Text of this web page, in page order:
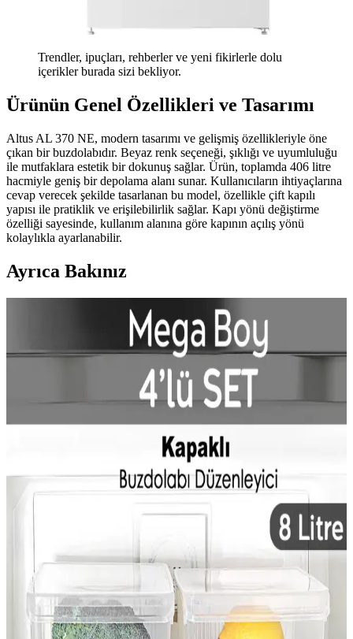
Trendler, ipuçları, rehberler ve yeni fikirlerle dolu
içerikler burada sizi bekliyor.
Ürünün Genel Özellikleri ve Tasarımı
Altus AL 370 NE, modern tasarımı ve gelişmiş özellikleriyle öne
çıkan bir buzdolabıdır. Beyaz renk seçeneği, şıklığı ve uyumluluğu
ile mutfaklara estetik bir dokunuş sağlar. Ürün, toplamda 406 litre
hacmiyle geniş bir depolama alanı sunar. Kullanıcıların ihtiyaçlarına
cevap verecek şekilde tasarlanan bu model, özellikle çift kapılı
yapısı ile pratiklik ve erişilebilirlik sağlar. Kapı yönü değiştirme
özelliği sayesinde, kullanım alanına göre kapının açılış yönü
kolaylıkla ayarlanabilir.
Ayrıca Bakınız
Buzdolabında Su Birikmesi Sorunu ve Etkili Çözüm
Yöntemleri Nelerdir?
Buzdolabında su birikmesi genellikle drenaj borusunun tıkanması ve
hava dolaşımının engellenmesinden kaynaklanır. Doğru bakım ve
sıcaklık ayarlarıyla bu sorun önlenebilir.
Buzdolabı Dolap Kenarını Kesme Yöntemleri ve
Yapısal Değerlendirmeler
Buzdolabı dolap kenarındaki çıkıntının yapısal önemi ve kesim
yöntemleri detaylıca inceleniyor. Ayar seçenekleri ve dikkat edilmesi
Organizers 5'li Buzdolabı İçi Düzenleyici Sepet Seti –
Hafif, Kokusu Olmayan Plastik
Organizers 5 Adet Buzdolabı İçi Düzenleyici Sepet, %100 kokusuz
plastikten üretilmiş, 20x20 cm boyutlarında, hafif ve kolay
temizlenebilir. Buzdolabınızda düzen ve alan verimliliği sağlar,
küçük ve orta boy gıdalar için idealdir.